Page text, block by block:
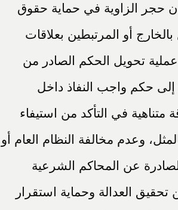
حجر الزاوية في حماية حقوق
بالخارج أو المرتبطين بعلاقات
تحويل الحكم الصادر من
إلى حكم واجب النفاذ داخل
متناهية في التأكد من استيفاء
وعدم مخالفة النظام العام أو
عن المحاكم الشرعية
تحقيق العدالة وحماية استقرار